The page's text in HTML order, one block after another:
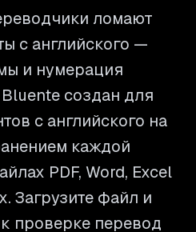
ломают
с английского —
и нумерация
создан для
с английского на
каждой
PDF, Word, Excel
Загрузите файл и
проверке перевод